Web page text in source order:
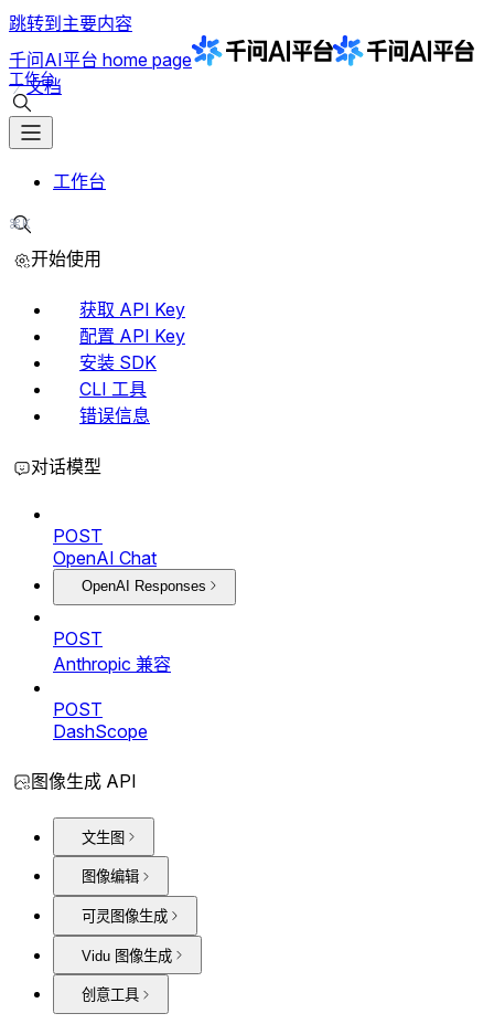
跳转到主要内容
千问AI平台 home page
文档
工作台
工作台
⌘K
开始使用
获取 API Key
配置 API Key
安装 SDK
CLI 工具
错误信息
对话模型
POST
OpenAI Chat
OpenAI Responses
POST
Anthropic 兼容
POST
DashScope
图像生成 API
文生图
图像编辑
可灵图像生成
Vidu 图像生成
创意工具